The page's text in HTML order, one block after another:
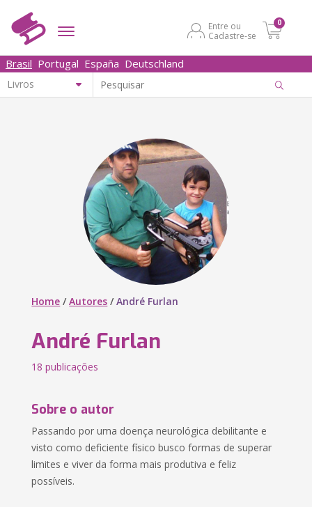
Entre ou
Cadastre-se
0
Brasil Portugal España Deutschland
Home /Autores /André Furlan
André Furlan
18 publicações
Sobre o autor
Passando por uma doença neurológica debilitante e
visto como deficiente físico busco formas de superar
limites e viver da forma mais produtiva e feliz
possíveis.